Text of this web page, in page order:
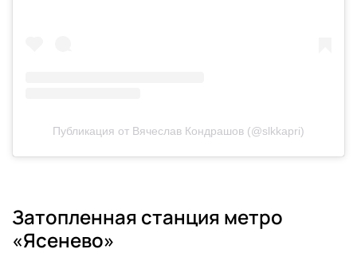
Публикация от Вячеслав Кондрашов (@slkkapri)
Затопленная станция метро
«Ясенево»